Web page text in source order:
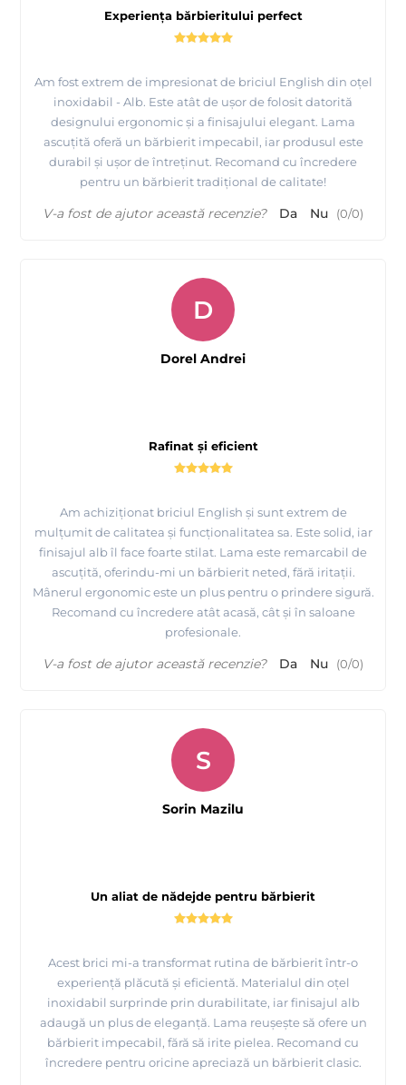
Experiența bărbieritului perfect
Am fost extrem de impresionat de briciul English din oțel
inoxidabil - Alb. Este atât de ușor de folosit datorită
designului ergonomic și a finisajului elegant. Lama
ascuțită oferă un bărbierit impecabil, iar produsul este
durabil și ușor de întreținut. Recomand cu încredere
pentru un bărbierit tradițional de calitate!
V-a fost de ajutor această recenzie? Da Nu (0/0)
Rafinat și eficient
Am achiziționat briciul English și sunt extrem de
mulțumit de calitatea și funcționalitatea sa. Este solid, iar
finisajul alb îl face foarte stilat. Lama este remarcabil de
ascuțită, oferindu-mi un bărbierit neted, fără iritații.
Mânerul ergonomic este un plus pentru o prindere sigură.
Recomand cu încredere atât acasă, cât și în saloane
profesionale.
D
Dorel Andrei
V-a fost de ajutor această recenzie? Da Nu (0/0)
Un aliat de nădejde pentru bărbierit
Acest brici mi-a transformat rutina de bărbierit într-o
experiență plăcută și eficientă. Materialul din oțel
inoxidabil surprinde prin durabilitate, iar finisajul alb
adaugă un plus de eleganță. Lama reușește să ofere un
bărbierit impecabil, fără să irite pielea. Recomand cu
încredere pentru oricine apreciază un bărbierit clasic.
S
Sorin Mazilu